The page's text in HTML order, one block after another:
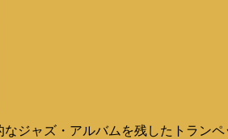
ジャズ・アルバムを残したトラン